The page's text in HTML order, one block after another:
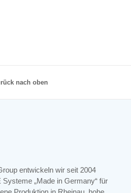
nach oben
entwickeln wir seit 2004
„Made in Germany“ für